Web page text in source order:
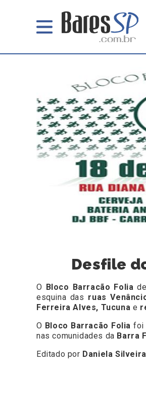
Desfile
O Bloco Barracão Folia
esquina das ruas
Ferreira Alves, Tucuna e
O Bloco Barracão Foliafoi
nas comunidades da Barra
Editado por Daniela Silveira